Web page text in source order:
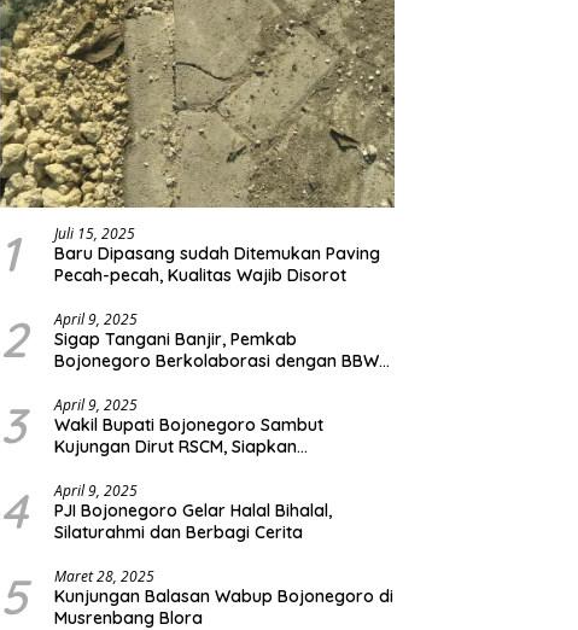
1 Juli 15, 2025
Baru Dipasang sudah Ditemukan Paving
Pecah-pecah, Kualitas Wajib Disorot
2 April 9, 2025
Sigap Tangani Banjir, Pemkab
Bojonegoro Berkolaborasi dengan BBWS
3 April 9, 2025
Wakil Bupati Bojonegoro Sambut
Kujungan Dirut RSCM, Siapkan
Pelayanan Kesehatan Terbaik
4 April 9, 2025
PJI Bojonegoro Gelar Halal Bihalal,
Silaturahmi dan Berbagi Cerita
5 Maret 28, 2025
Kunjungan Balasan Wabup Bojonegoro di
Musrenbang Blora